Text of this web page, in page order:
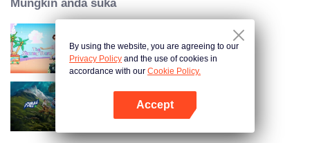
Mungkin anda suka
The Shining Stars
Natural High
By using the website, you are agreeing to our
Privacy Policy and the use of cookies in
accordance with our Cookie Policy.
Accept